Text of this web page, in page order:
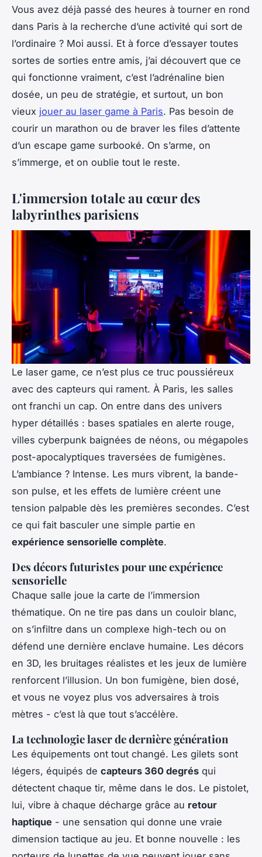
Vous avez déjà passé des heures à tourner en rond
dans Paris à la recherche d’une activité qui sort de
l’ordinaire ? Moi aussi. Et à force d’essayer toutes
sortes de sorties entre amis, j’ai découvert que ce
qui fonctionne vraiment, c’est l’adrénaline bien
dosée, un peu de stratégie, et surtout, un bon
vieux jouer au laser game à Paris. Pas besoin de
courir un marathon ou de braver les files d’attente
d’un escape game surbooké. On s’arme, on
s’immerge, et on oublie tout le reste.
L'immersion totale au cœur des
labyrinthes parisiens
Le laser game, ce n’est plus ce truc poussiéreux
avec des capteurs qui rament. À Paris, les salles
ont franchi un cap. On entre dans des univers
hyper détaillés : bases spatiales en alerte rouge,
villes cyberpunk baignées de néons, ou mégapoles
post-apocalyptiques traversées de fumigènes.
L’ambiance ? Intense. Les murs vibrent, la bande-
son pulse, et les effets de lumière créent une
tension palpable dès les premières secondes. C’est
ce qui fait basculer une simple partie en
expérience sensorielle complète.
Des décors futuristes pour une expérience
sensorielle
Chaque salle joue la carte de l’immersion
thématique. On ne tire pas dans un couloir blanc,
on s’infiltre dans un complexe high-tech ou on
défend une dernière enclave humaine. Les décors
en 3D, les bruitages réalistes et les jeux de lumière
renforcent l’illusion. Un bon fumigène, bien dosé,
et vous ne voyez plus vos adversaires à trois
mètres - c’est là que tout s’accélère.
La technologie laser de dernière génération
Les équipements ont tout changé. Les gilets sont
légers, équipés de capteurs 360 degrés qui
détectent chaque tir, même dans le dos. Le pistolet,
lui, vibre à chaque décharge grâce au retour
haptique - une sensation qui donne une vraie
dimension tactique au jeu. Et bonne nouvelle : les